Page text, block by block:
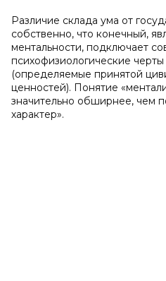
Различие склада ума от
собственно, что конечный,
ментальности, подключает
психофизиологические
(определяемые принятой
ценностей). Понятие
значительно обширнее, чем
характер».